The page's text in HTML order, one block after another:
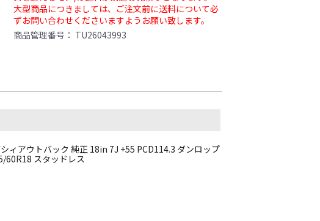
大型商品につきましては、ご注文前に送料について必
ずお問い合わせくださいますようお願い致します。
商品管理番号： TU26043993
シィアウトバック 純正 18in 7J +55 PCD114.3 ダンロップ
60R18 スタッドレス